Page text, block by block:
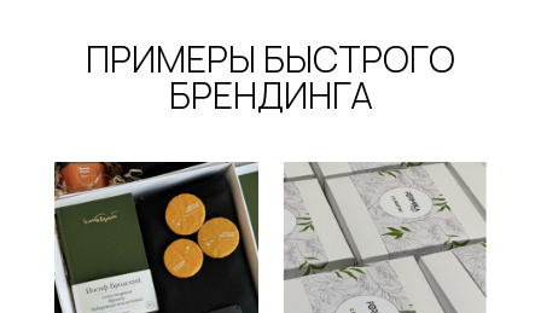
ПРИМЕРЫ БЫСТРОГО
БРЕНДИНГА